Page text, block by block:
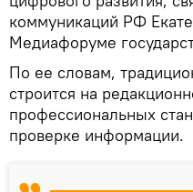
коммуникаций РФ
Медиафоруме
По ее словам,
строится на
профессиональных
проверке информации.